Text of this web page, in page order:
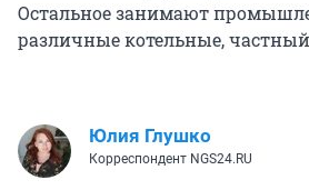
Остальное занимают
различные котельные, частный
Юлия Глушко
Корреспондент NGS24.RU